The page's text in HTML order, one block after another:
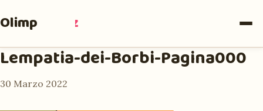
Olimpia Ruiz
Lempatia-dei-Borbi-Pagina000
30 Marzo 2022